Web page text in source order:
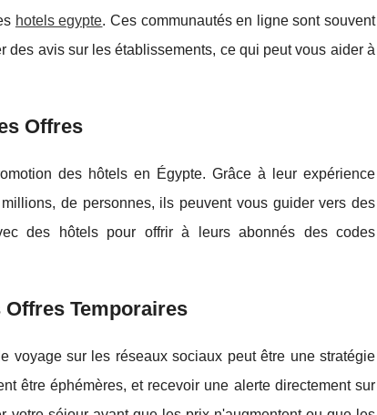
hotels egypte. Ces communautés en ligne sont souvent
des avis sur les établissements, ce qui peut vous aider à
Offres
des hôtels en Égypte. Grâce à leur expérience
de personnes, ils peuvent vous guider vers des
des hôtels pour offrir à leurs abonnés des codes
Temporaires
voyage sur les réseaux sociaux peut être une stratégie
être éphémères, et recevoir une alerte directement sur